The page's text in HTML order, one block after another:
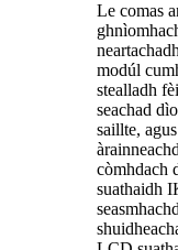
Le comas
modúl
stealladh
seachad
saillte,
còmhdach
suathaidh